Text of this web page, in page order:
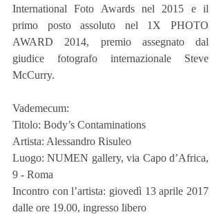
International Foto Awards nel 2015 e il
primo posto assoluto nel 1X PHOTO
AWARD 2014, premio assegnato dal
giudice fotografo internazionale Steve
McCurry.
Vademecum:
Titolo: Body’s Contaminations
Artista: Alessandro Risuleo
Luogo: NUMEN gallery, via Capo d’Africa,
9 - Roma
Incontro con l’artista: giovedì 13 aprile 2017
dalle ore 19.00, ingresso libero